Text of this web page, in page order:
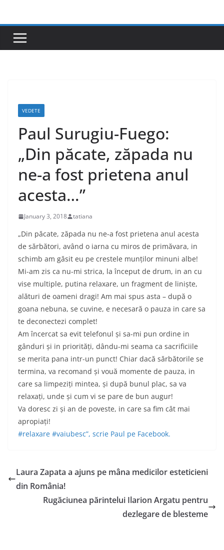
content
VEDETE
Paul Surugiu-Fuego:
„Din păcate, zăpada nu
ne-a fost prietena anul
acesta…”
January 3, 2018 tatiana
„Din păcate, zăpada nu ne-a fost prietena anul acesta
de sărbători, având o iarna cu miros de primăvara, in
schimb am găsit eu pe crestele munților minuni albe!
Mi-am zis ca nu-mi strica, la început de drum, in an cu
vise multiple, putina relaxare, un fragment de liniște,
alături de oameni dragi! Am mai spus asta – după o
goana nebuna, se cuvine, e necesară o pauza in care sa
te deconectezi complet!
Am încercat sa evit telefonul și sa-mi pun ordine in
gânduri și in priorități, dându-mi seama ca sacrificiile
se merita pana intr-un punct! Chiar dacă sărbătorile se
termina, va recomand și vouă momente de pauza, in
care sa limpeziți mintea, și după bunul plac, sa va
relaxați, unde și cum vi se pare de bun augur!
Va doresc zi și an de poveste, in care sa fim cât mai
apropiați!
#relaxare #vaiubesc”, scrie Paul pe Facebook.
Laura Zapata a ajuns pe mâna medicilor esteticieni
din România!
Rugăciunea părintelui Ilarion Argatu pentru
dezlegare de blesteme